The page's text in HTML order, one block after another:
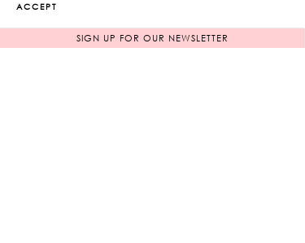
INFORMATION
SIGN UP FOR OUR NEWSLETTER
ACCEPT